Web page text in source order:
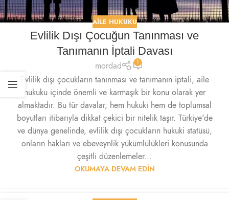
AILE HUKUKU
Evlilik Dışı Çocuğun Tanınması ve
Tanımanın İptali Davası
mordad 1
Evlilik dışı çocukların tanınması ve tanımanın iptali, aile
hukuku içinde önemli ve karmaşık bir konu olarak yer
almaktadır. Bu tür davalar, hem hukuki hem de toplumsal
boyutları itibarıyla dikkat çekici bir nitelik taşır. Türkiye'de
ve dünya genelinde, evlilik dışı çocukların hukuki statüsü,
onların hakları ve ebeveynlik yükümlülükleri konusunda
çeşitli düzenlemeler...
OKUMAYA DEVAM EDIN